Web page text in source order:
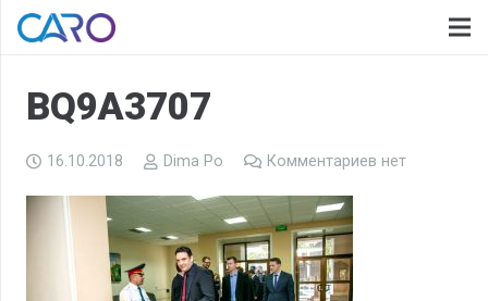
BQ9A3707
16.10.2018 Dima Po Комментариев нет